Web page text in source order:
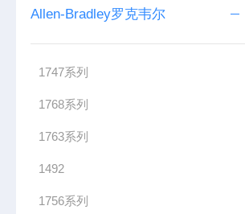
Allen-Bradley罗克韦尔
1747系列
1768系列
1763系列
1492
1756系列